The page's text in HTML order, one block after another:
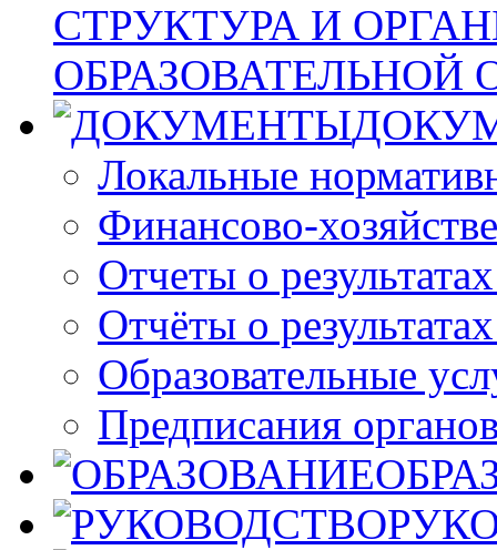
СТРУКТУРА И
ОБРАЗОВАТЕЛЬНОЙ
Локальные
Финансово-
Отчеты о
Отчёты о
Образовательные
Предписания